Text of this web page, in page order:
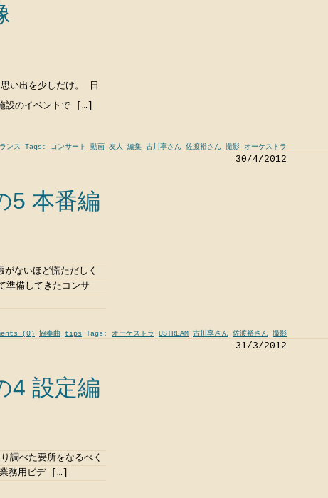
い出を少しだけ。 日
設のイベントで […]
ンス Tags: コンサート 動画 友人 編集 古川享さん 佐渡裕さん 撮影 オーケストラ
30/4/2012
5 本番編
ないほど慌ただしく
準備してきたコンサ
(0) 協奏曲 tips Tags: オーケストラ USTREAM 古川享さん 佐渡裕さん 撮影
31/3/2012
4 設定編
調べた要所をなるべく
務用ビデ […]